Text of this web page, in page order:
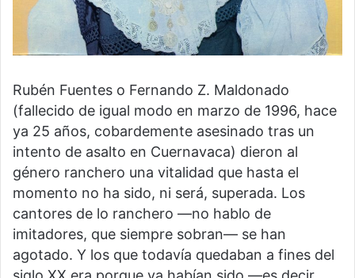
Rubén Fuentes o Fernando Z. Maldonado
(fallecido de igual modo en marzo de 1996, hace
ya 25 años, cobardemente asesinado tras un
intento de asalto en Cuernavaca) dieron al
género ranchero una vitalidad que hasta el
momento no ha sido, ni será, superada. Los
cantores de lo ranchero —no hablo de
imitadores, que siempre sobran— se han
agotado. Y los que todavía quedaban a fines del